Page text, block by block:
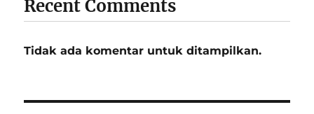
Recent Comments
Tidak ada komentar untuk ditampilkan.